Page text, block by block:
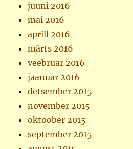
juuni 2016
mai 2016
aprill 2016
märts 2016
veebruar 2016
jaanuar 2016
detsember 2015
november 2015
oktoober 2015
september 2015